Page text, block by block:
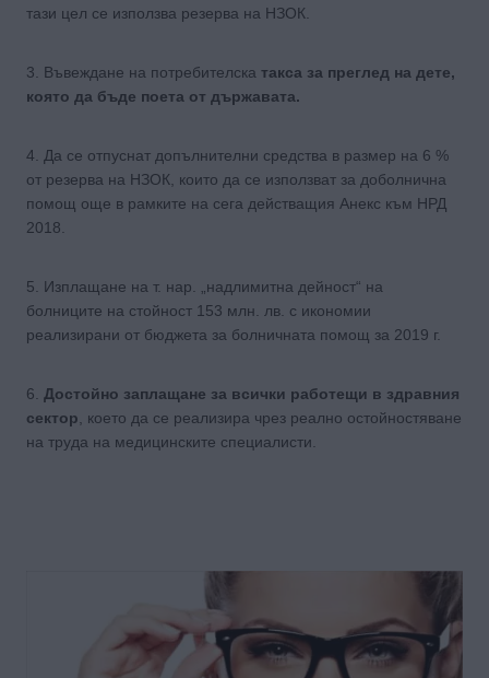
тази цел се използва резерва на НЗОК.
3. Въвеждане на потребителска такса за преглед на дете,
която да бъде поета от държавата.
4. Да се отпуснат допълнителни средства в размер на 6 %
от резерва на НЗОК, които да се използват за доболнична
помощ още в рамките на сега действащия Анекс към НРД
2018.
5. Изплащане на т. нар. „надлимитна дейност“ на
болниците на стойност 153 млн. лв. с икономии
реализирани от бюджета за болничната помощ за 2019 г.
6. Достойно заплащане за всички работещи в здравния
сектор , което да се реализира чрез реално остойностяване
на труда на медицинските специалисти.